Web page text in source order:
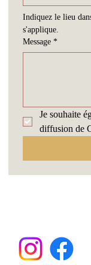
Indiquez le lieu
s'applique.
Message *
Je souhaite
diffusion de